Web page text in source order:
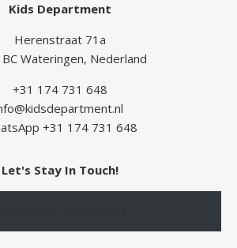
Kids Department
Herenstraat 71a
Wateringen, Nederland
+31 174 731 648
+31 174 731 648
Let's Stay In Touch!